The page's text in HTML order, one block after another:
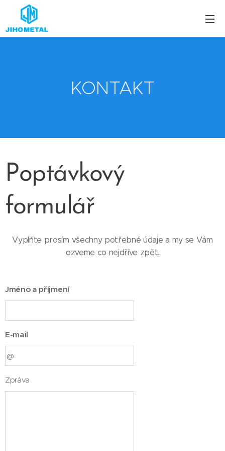
KONTAKT
Poptávkový
formulář
Vyplňte prosím všechny potřebné údaje a my se Vám
ozveme co nejdříve zpět.
Jméno a příjmení
E-mail
Zpráva